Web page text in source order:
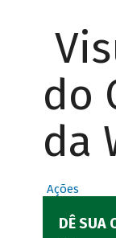
do
da
Ações
DÊ SUA